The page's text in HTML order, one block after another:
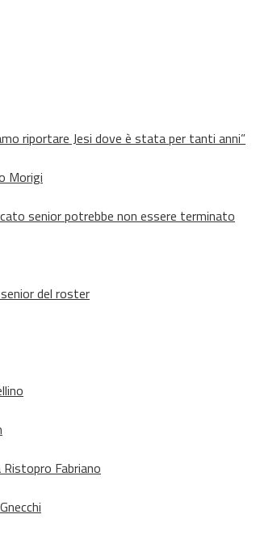
riportare Jesi dove è stata per tanti anni”
Morigi
senior potrebbe non essere terminato
del roster
Fabriano